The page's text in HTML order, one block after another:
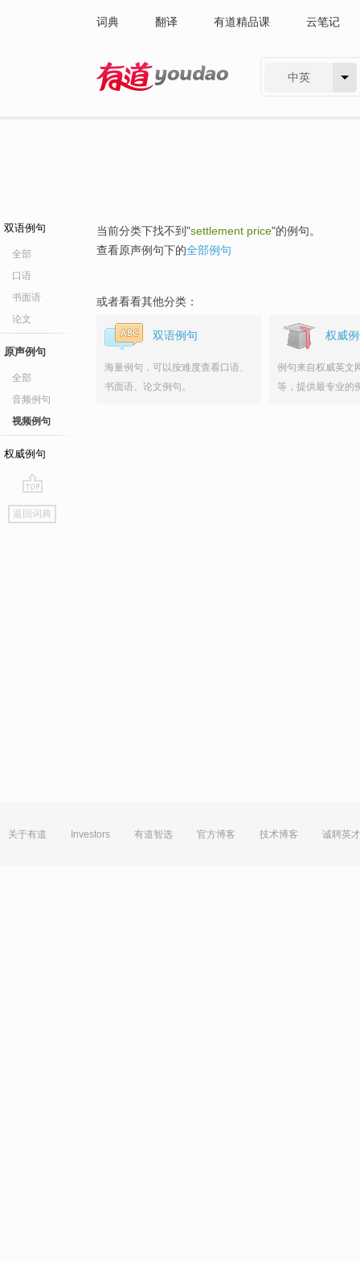
词典 翻译 有道精品课 云笔记
中英
双语例句
全部
口语
书面语
论文
原声例句
全部
音频例句
视频例句
权威例句
go
top
返回词典
当前分类下找不到"settlement price"的例句。
查看原声例句下的全部例句
或者看看其他分类：
双语例句
海量例句，可以按难度查看口语、
书面语、论文例句。
权威
例句来自权威英文
等，提供最专业的
关于有道 Investors 有道智选 官方博客 技术博客 诚聘英才